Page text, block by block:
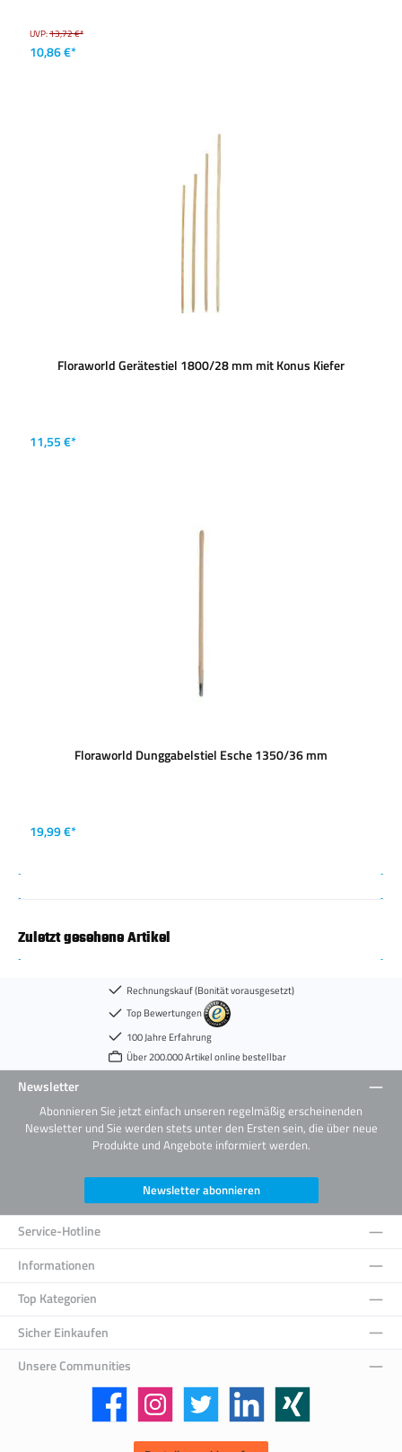
UVP:13,72 €*
10,86 €*
Floraworld Gerätestiel 1800/28 mm mit Konus Kiefer
11,55 €*
Floraworld Dunggabelstiel Esche 1350/36 mm
19,99 €*
Zuletzt gesehene Artikel
Rechnungskauf (Bonität vorausgesetzt)
Top Bewertungen
100 Jahre Erfahrung
Über 200.000 Artikel online bestellbar
Newsletter
Abonnieren Sie jetzt einfach unseren regelmäßig erscheinenden
Newsletter und Sie werden stets unter den Ersten sein, die über neue
Produkte und Angebote informiert werden.
Newsletter abonnieren
Service-Hotline
Informationen
Top Kategorien
Sicher Einkaufen
Unsere Communities
Facebook Instagram Twitter LinkedIn Xing